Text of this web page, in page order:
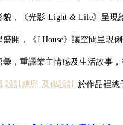
，《光影-Light & Life》呈現
開，《J House》讓空間呈現
，重譯業主情感及生活故事
設計總監 及俬設計 於作品裡總